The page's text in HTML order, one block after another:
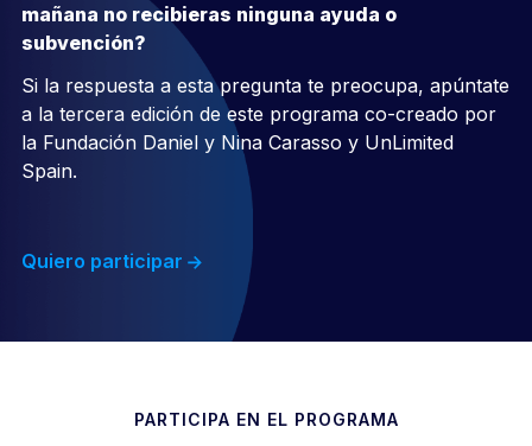
mañana no recibieras ninguna ayuda o
subvención?
Si la respuesta a esta pregunta te preocupa, apúntate
a la tercera edición de este programa co-creado por
la Fundación Daniel y Nina Carasso y UnLimited
Spain.
Quiero participar
PARTICIPA EN EL PROGRAMA